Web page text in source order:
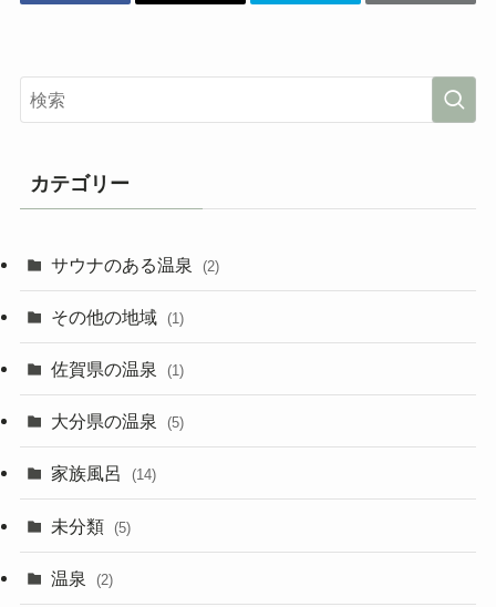
カテゴリー
サウナのある温泉 (2)
その他の地域 (1)
佐賀県の温泉 (1)
大分県の温泉 (5)
家族風呂 (14)
未分類 (5)
温泉 (2)